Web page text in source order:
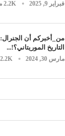
فبراير 9, 2025 2.2K مشاهدات
من_أخبركم أن
التاريخ الموريتاني؟!...
مارس 30, 2024 2.2K مشاهدات